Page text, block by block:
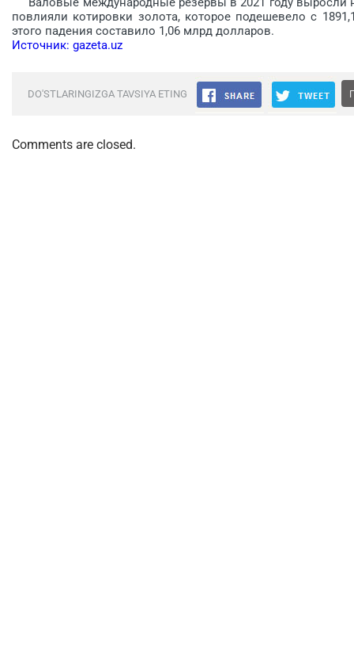
повлияли котировки золота, которое подешевело с
этого падения составило 1,06 млрд долларов.
Источник: gazeta.uz
DO'STLARINGIZGA TAVSIYA ETING
Comments are closed.